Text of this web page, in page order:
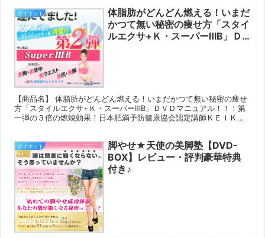
ダイエット
体脂肪がどんどん燃える！いまだ
かつて無い秘密の痩せ方「スタイ
ルエクサ+Ｋ・スーパーⅢB」Ｄ
豪華特典付き♪
【商品名】 体脂肪がどんどん燃える！いまだかつて無い秘密の痩せ
方「スタイルエクサ+Ｋ・スーパーⅢB」ＤＶＤマニュアル！！！第
一弾の３倍の燃焼効果！日本肥満予防健康協会認定講師ＫＥＩＫＯ
ダイエット
脚やせ★天使の美脚塾【DVD-
BOX】レビュー・評判豪華特典
付き♪